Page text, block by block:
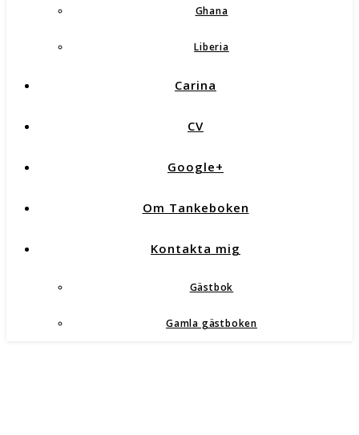
Ghana
Liberia
Carina
CV
Google+
Om Tankeboken
Kontakta mig
Gästbok
Gamla gästboken